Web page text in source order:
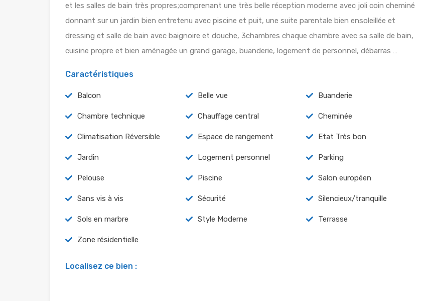
et les salles de bain très propres;comprenant une très belle réception moderne avec joli coin cheminé
donnant sur un jardin bien entretenu avec piscine et puit, une suite parentale bien ensoleillée et
dressing et salle de bain avec baignoire et douche, 3chambres chaque chambre avec sa salle de bain,
cuisine propre et bien aménagée un grand garage, buanderie, logement de personnel, débarras …
Caractéristiques
Balcon Belle vue Buanderie
Chambre technique Chauffage central Cheminée
Climatisation Réversible Espace de rangement Etat Très bon
Jardin Logement personnel Parking
Pelouse Piscine Salon européen
Sans vis à vis Sécurité Silencieux/tranquille
Sols en marbre Style Moderne Terrasse
Zone résidentielle
Localisez ce bien :